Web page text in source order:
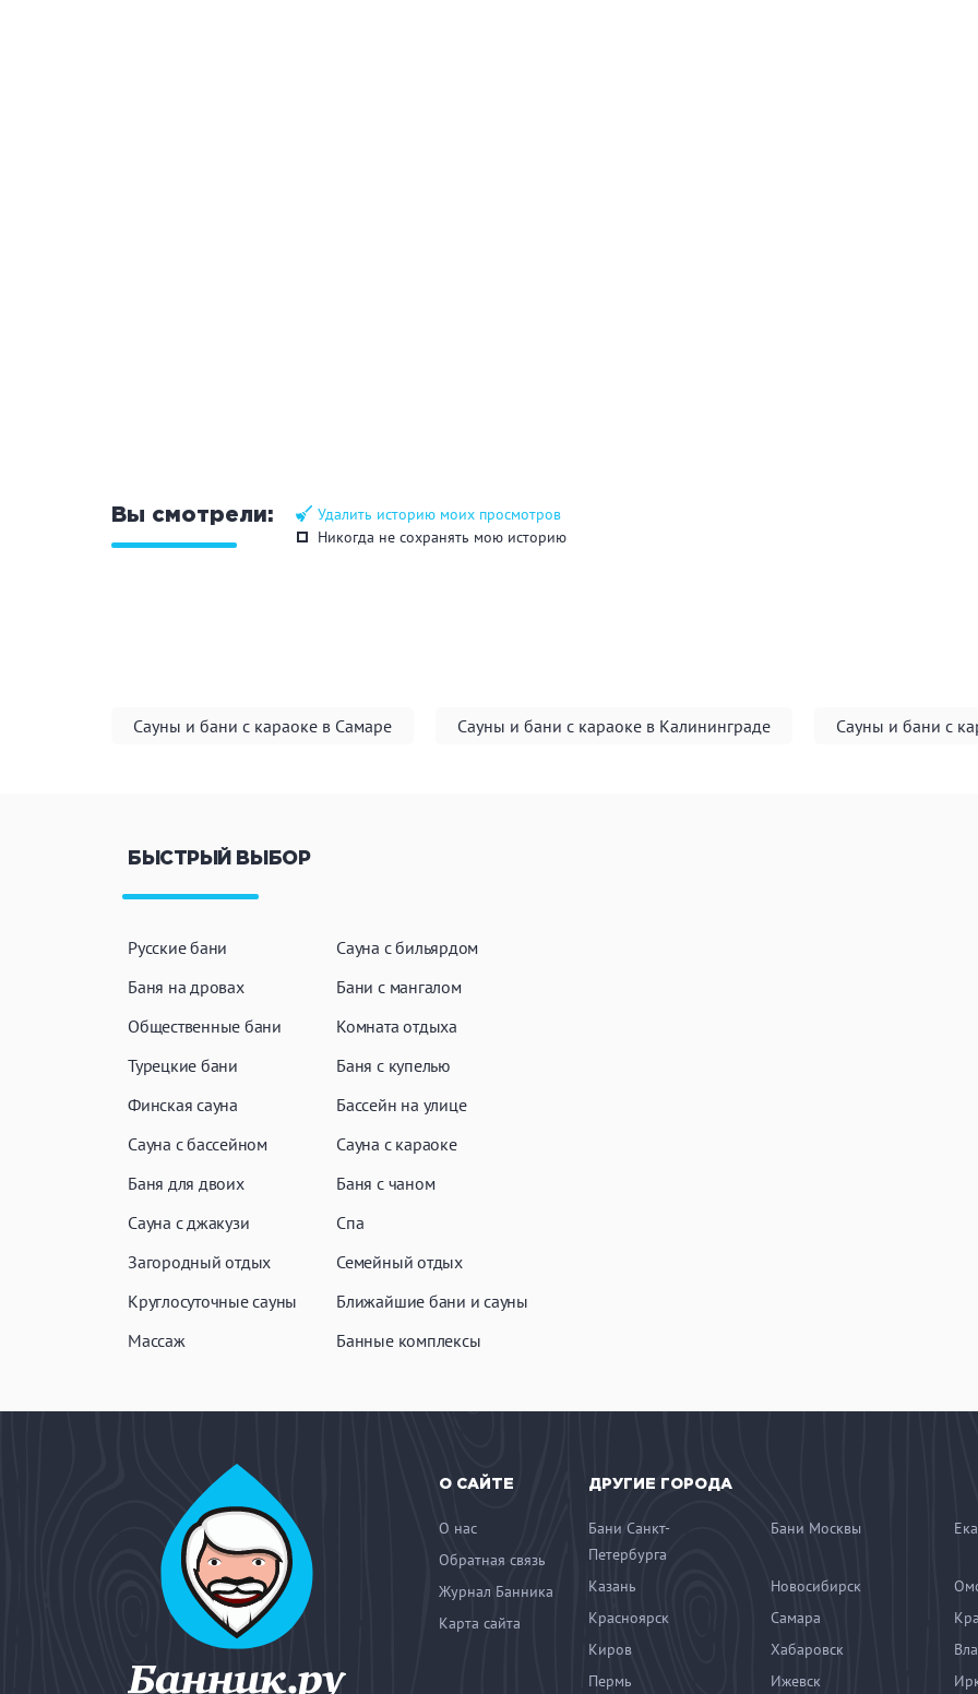
Вы смотрели:
Удалить историю моих просмотров
Никогда не сохранять мою историю
Сауны и бани с караоке в Самаре Сауны и бани с караоке в Калининграде Сауны и бани с
БЫСТРЫЙ ВЫБОР
Русские бани
Баня на дровах
Общественные бани
Турецкие бани
Финская сауна
Сауна с бассейном
Баня для двоих
Сауна с джакузи
Загородный отдых
Круглосуточные сауны
Массаж
Сауна с бильярдом
Бани с мангалом
Комната отдыха
Баня с купелью
Бассейн на улице
Сауна с караоке
Баня с чаном
Спа
Семейный отдых
Ближайшие бани и сауны
Банные комплексы
О САЙТЕ
О нас
Обратная связь
Журнал Банника
Карта сайта
ДРУГИЕ ГОРОДА
Бани Санкт-
Петербурга
Бани Москвы
Казань Новосибирск
Красноярск
Самара
Киров
Хабаровск
Пермь
Ижевск